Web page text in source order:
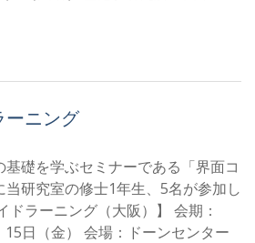
ーニング
礎を学ぶセミナーである「界面コ
当研究室の修士1年生、5名が参加し
ドラーニング（大阪）】 会期：
日（金） 会場：ドーンセンター